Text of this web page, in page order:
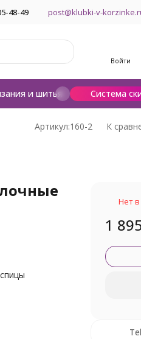
48-49 post@klubki-v-
Войти
Система
и шитья Шерсть для
Артикул:160-2 К
Нет
1